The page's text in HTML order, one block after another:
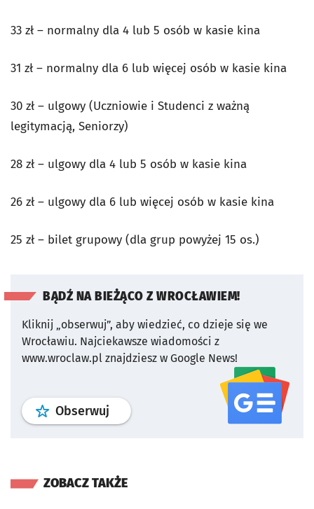
33 zł – normalny dla 4 lub 5 osób w kasie kina
31 zł – normalny dla 6 lub więcej osób w kasie kina
30 zł – ulgowy (Uczniowie i Studenci z ważną
legitymacją, Seniorzy)
28 zł – ulgowy dla 4 lub 5 osób w kasie kina
26 zł – ulgowy dla 6 lub więcej osób w kasie kina
25 zł – bilet grupowy (dla grup powyżej 15 os.)
BĄDŹ NA BIEŻĄCO Z WROCŁAWIEM!
Kliknij „obserwuj”, aby wiedzieć, co dzieje się we
Wrocławiu. Najciekawsze wiadomości z
www.wroclaw.pl znajdziesz w Google News!
Obserwuj profil serwisu
ZOBACZ TAKŻE